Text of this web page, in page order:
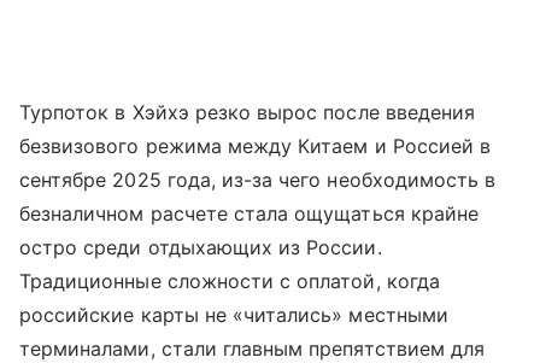
Турпоток в Хэйхэ резко вырос после введения
безвизового режима между Китаем и Россией в
сентябре 2025 года, из-за чего необходимость в
безналичном расчете стала ощущаться крайне
остро среди отдыхающих из России.
Традиционные сложности с оплатой, когда
российские карты не «читались» местными
терминалами, стали главным препятствием для